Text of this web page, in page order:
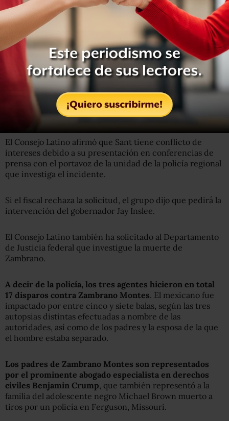
goce de sueldo en lo que concluyen las investigaciones
de los hechos.
A principios de semana, un grupo activista hispano
exigió la designación de un fiscal especial para el caso.
En una carta,
el Consejo Latino solicitó al fiscal del
condado Franklin, Shawn Sant, que se recusara de la
pesquisa, y pidió al procurador general del estado que
nombre un fiscal especial.
El Consejo Latino afirmó que Sant tiene conflicto de
intereses debido a su presentación en conferencias de
prensa con el portavoz de la unidad de la policía regional
que investiga el incidente.
Si el fiscal rechaza la solicitud, el grupo dijo que pedirá la
intervención del gobernador Jay Inslee.
El Consejo Latino también ha solicitado al Departamento
de Justicia federal que investigue la muerte de
Zambrano.
A decir de la policía, los tres agentes hicieron en total
17 disparos contra Zambrano Montes. El mexicano fue
impactado por entre cinco y siete balas, según las tres
autopsias distintas efectuadas a nombre de las
autoridades, así como de los padres y la esposa de la que
el hombre estaba separado.
Los padres de Zambrano Montes son representados
por el prominente abogado especialista en derechos
civiles Benjamin Crump , que también representó a la
familia del adolescente negro Michael Brown muerto a
tiros por un policía en Ferguson, Missouri.